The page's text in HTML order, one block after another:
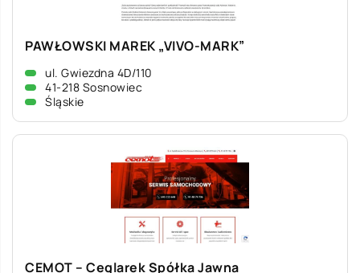
PAWŁOWSKI MAREK „VIVO-MARK”
ul. Gwiezdna 4D/110
41-218 Sosnowiec
Śląskie
CEMOT – Ceglarek Spółka Jawna